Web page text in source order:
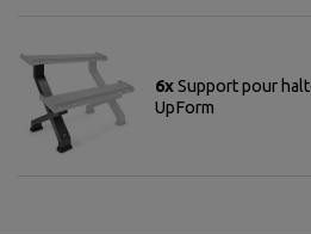
6xSupport pour
UpForm